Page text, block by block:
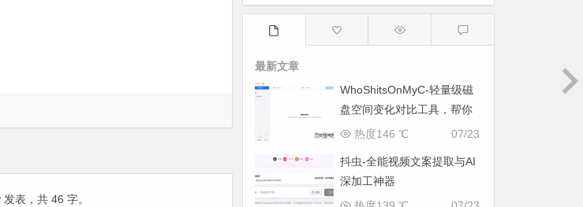
发表，共 46 字。
最新文章
WhoShitsOnMyC-轻量级磁
盘空间变化对比工具，帮你
找出“吃掉”空间的罪魁祸首
07/23
热度146 ℃
抖虫-全能视频文案提取与AI
深加工神器